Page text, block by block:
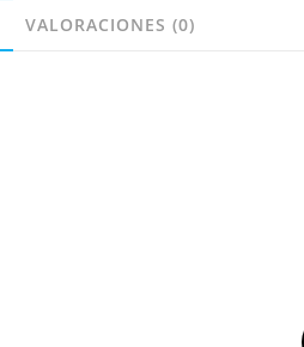
VALORACIONES (0)